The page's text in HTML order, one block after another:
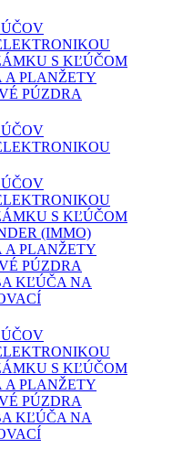
S KĽÚČOM
PLANŽETY
PÚZDRA
S KĽÚČOM
(IMMO)
PLANŽETY
PÚZDRA
KĽÚČA NA
S KĽÚČOM
PLANŽETY
PÚZDRA
KĽÚČA NA